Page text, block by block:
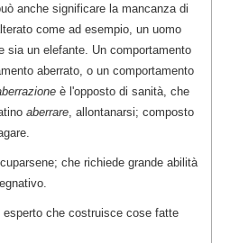
anche significare la mancanza di
come ad esempio, un uomo
sia un elefante. Un comportamento
aberrato, o un comportamento
è l'opposto di sanità, che
aberrare , allontanarsi; composto
che richiede grande abilità
esperto che costruisce cose fatte